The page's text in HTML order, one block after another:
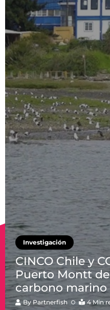
Investigación
CINCO Chile y
Puerto Montt
carbono marino
By Partnerfish 4 Min